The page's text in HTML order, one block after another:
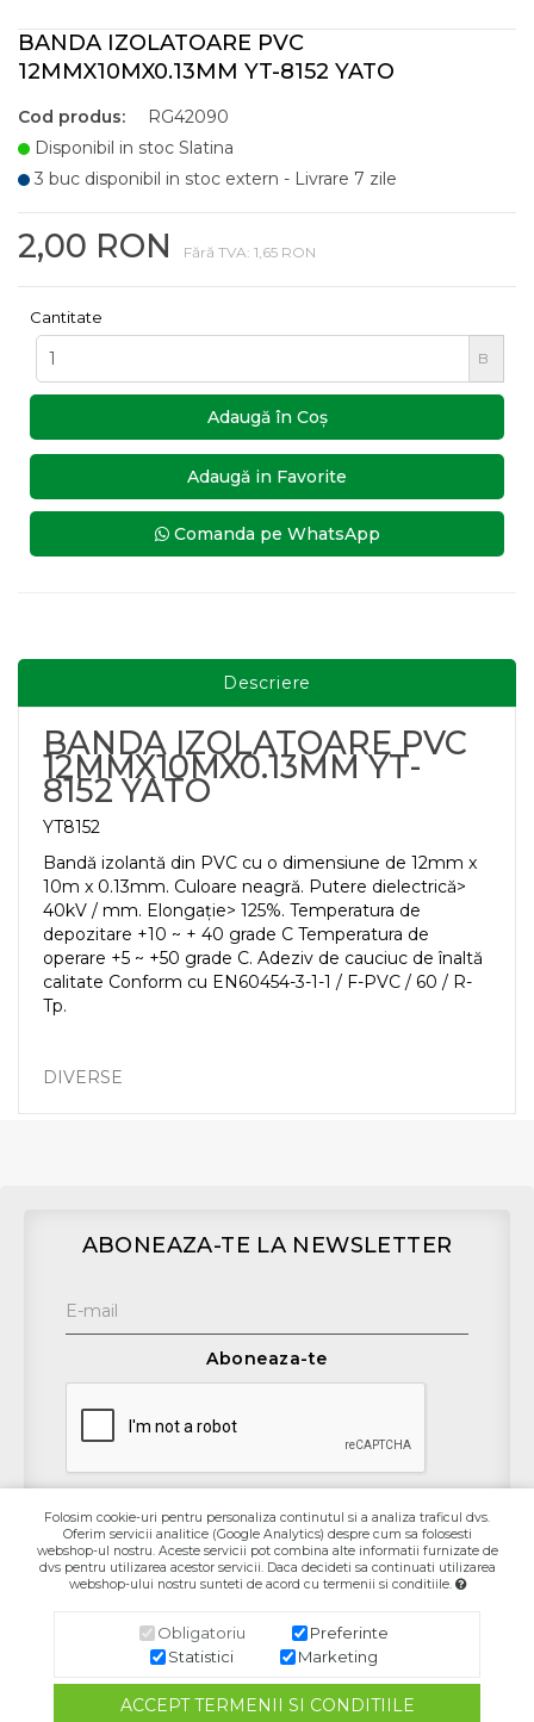
BANDA IZOLATOARE PVC
12MMX10MX0.13MM YT-8152 YATO
Cod produs:
RG42090
Disponibil in stoc Slatina
3 buc disponibil in stoc extern - Livrare 7 zile
2,00 RON Fără TVA: 1,65 RON
Cantitate
B
Adaugă în Coş
Adaugă in Favorite
Comanda pe WhatsApp
Descriere
BANDA IZOLATOARE PVC
12MMX10MX0.13MM YT-
8152 YATO
YT8152
Bandă izolantă din PVC cu o dimensiune de 12mm x
10m x 0.13mm. Culoare neagră. Putere dielectrică>
40kV / mm. Elongație> 125%. Temperatura de
depozitare +10 ~ + 40 grade C Temperatura de
operare +5 ~ +50 grade C. Adeziv de cauciuc de înaltă
calitate Conform cu EN60454-3-1-1 / F-PVC / 60 / R-
Tp.
DIVERSE
ABONEAZA-TE LA NEWSLETTER
Aboneaza-te
Contact
Contul Meu
SC.RUL-GRUP.SA© 2026
Folosim cookie-uri pentru personaliza continutul si a analiza traficul dvs.
Oferim servicii analitice (Google Analytics) despre cum sa folosesti
webshop-ul nostru. Aceste servicii pot combina alte informatii furnizate de
dvs pentru utilizarea acestor servicii. Daca decideti sa continuati utilizarea
webshop-ului nostru sunteti de acord cu termenii si conditiile.
Obligatoriu
Preferinte
Statistici
Marketing
ACCEPT TERMENII SI CONDITIILE